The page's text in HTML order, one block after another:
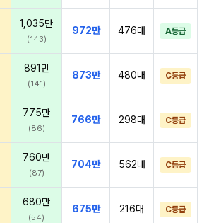
1,035만
(143)
972만 476대 A등급
891만
(141)
873만 480대 C등급
775만
(86)
766만 298대 C등급
760만
(87)
704만 562대 C등급
680만
(54)
675만 216대 C등급